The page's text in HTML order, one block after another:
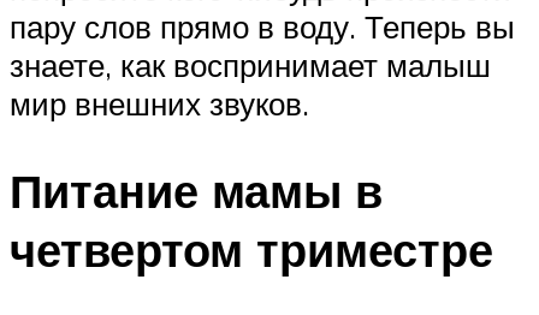
пару слов прямо в воду. Теперь вы
знаете, как воспринимает малыш
мир внешних звуков.
Питание мамы в
четвертом триместре